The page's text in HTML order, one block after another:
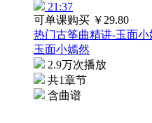
21:37
可单课购买 ￥29.80
热门古筝曲精讲-玉面小
玉面小嫣然
2.9万次播放
共1章节
含曲谱